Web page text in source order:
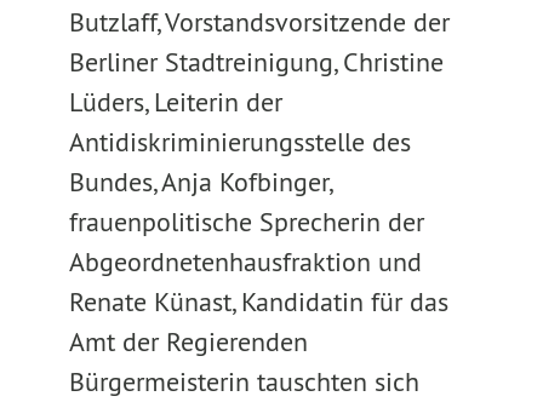
Butzlaff, Vorstandsvorsitzende der
Berliner Stadtreinigung, Christine
Lüders, Leiterin der
Antidiskriminierungsstelle des
Bundes, Anja Kofbinger,
frauenpolitische Sprecherin der
Abgeordnetenhausfraktion und
Renate Künast, Kandidatin für das
Amt der Regierenden
Bürgermeisterin tauschten sich